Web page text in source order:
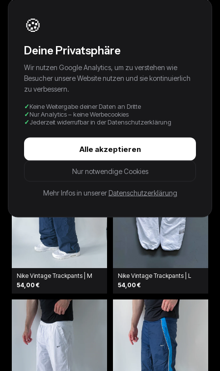
NIKE VINTAGE *PREMIUM*
TRACKPANTS | L
78,00 €
Nike Vintage Trackpants | M
62,00 €
Nike Vintage Trackpants | M
54,00 €
Nike Vintage Trackpants | L
54,00 €
🍪
Deine Privatsphäre
Wir nutzen Google Analytics, um zu verstehen wie
Besucher unsere Website nutzen und sie kontinuierlich
zu verbessern.
Keine Weitergabe deiner Daten an Dritte
Nur Analytics – keine Werbecookies
Jederzeit widerrufbar in der Datenschutzerklärung
Alle akzeptieren
Nur notwendige Cookies
Mehr Infos in unserer Datenschutzerklärung